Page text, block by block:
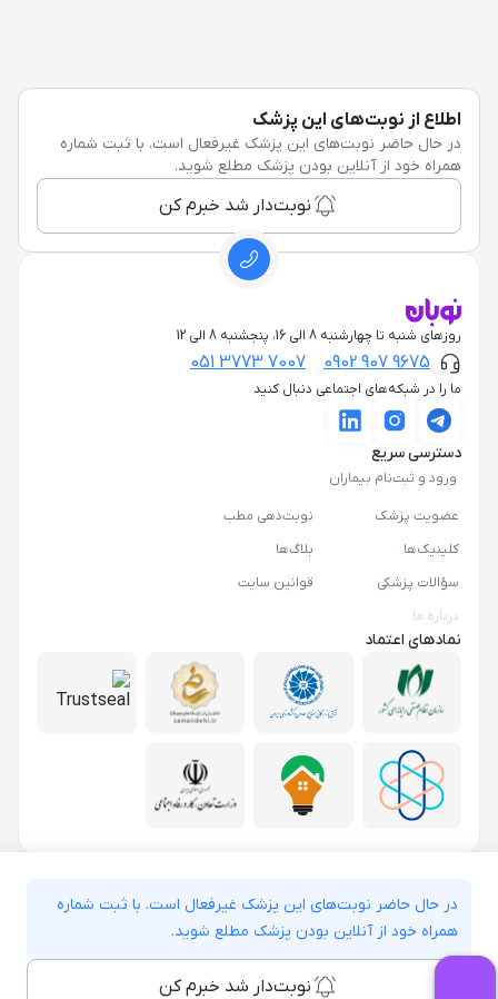
در حال حاضر نوبت‌های این پزشک غیرفعال است. با ثبت شماره
همراه خود از آنلاین بودن پزشک مطلع شوید.
نوبت‌دار شد خبرم کن
اطلاع از نوبت‌های این پزشک
در حال حاضر نوبت‌های این پزشک غیرفعال است. با ثبت شماره
همراه خود از آنلاین بودن پزشک مطلع شوید.
نوبت‌دار شد خبرم کن
روزهای شنبه تا چهارشنبه 8 الی 16، پنجشنبه 8 الی 12
0902 907 9675
051 3773 7007
ما را در شبکه‌های اجتماعی دنبال کنید
دسترسی سریع
ورود و ثبت‌نام بیماران
عضویت پزشک
نوبت‌دهی مطب
کلینیک‌ها
بلاگ‌ها
سؤالات پزشکی
قوانین سایت
درباره ما
نمادهای اعتماد